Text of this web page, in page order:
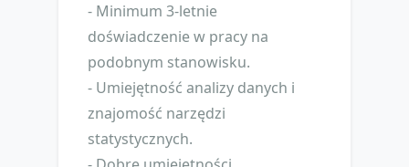
- Minimum 3-letnie
doświadczenie w pracy na
podobnym stanowisku.
- Umiejętność analizy danych i
znajomość narzędzi
statystycznych.